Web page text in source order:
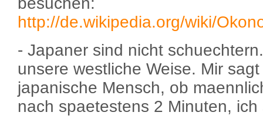
http://de.wikipedia.org/wiki/
- Japaner sind nicht
unsere westliche Weise. Mir
japanische Mensch, ob
nach spaetestens 2 Minuten,